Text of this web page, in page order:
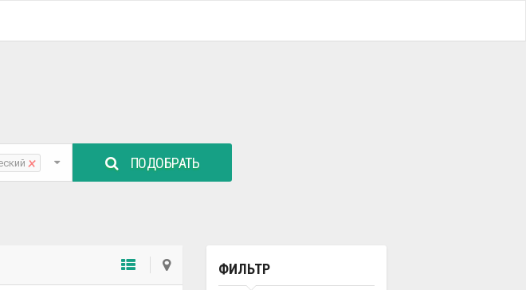
× ПОДОБРАТЬ
ФИЛЬТР